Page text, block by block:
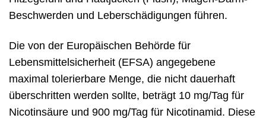
Beschwerden und Leberschädigungen führen.
Die von der Europäischen Behörde für
Lebensmittelsicherheit (EFSA) angegebene
maximal tolerierbare Menge, die nicht dauerhaft
überschritten werden sollte, beträgt 10 mg/Tag für
Nicotinsäure und 900 mg/Tag für Nicotinamid. Diese